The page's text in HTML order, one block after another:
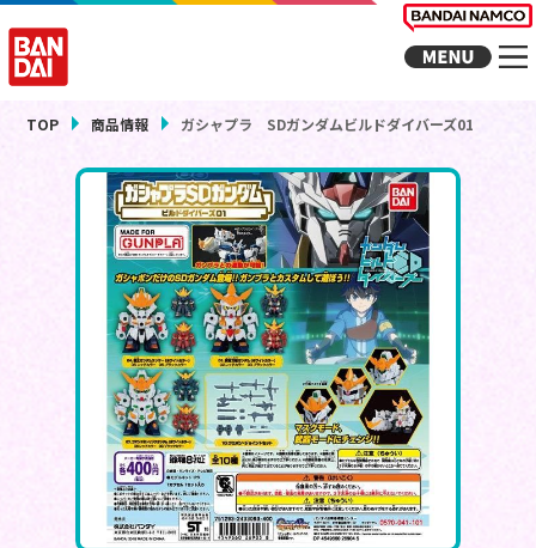
TOP 商品情報 ガシャプラ SDガンダムビルドダイバーズ01